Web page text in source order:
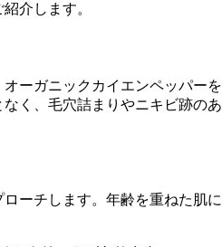
介します。
ーガニックカイエンペッパー
く、毛穴詰まりやニキビ跡の
ーチします。年齢を重ねた肌